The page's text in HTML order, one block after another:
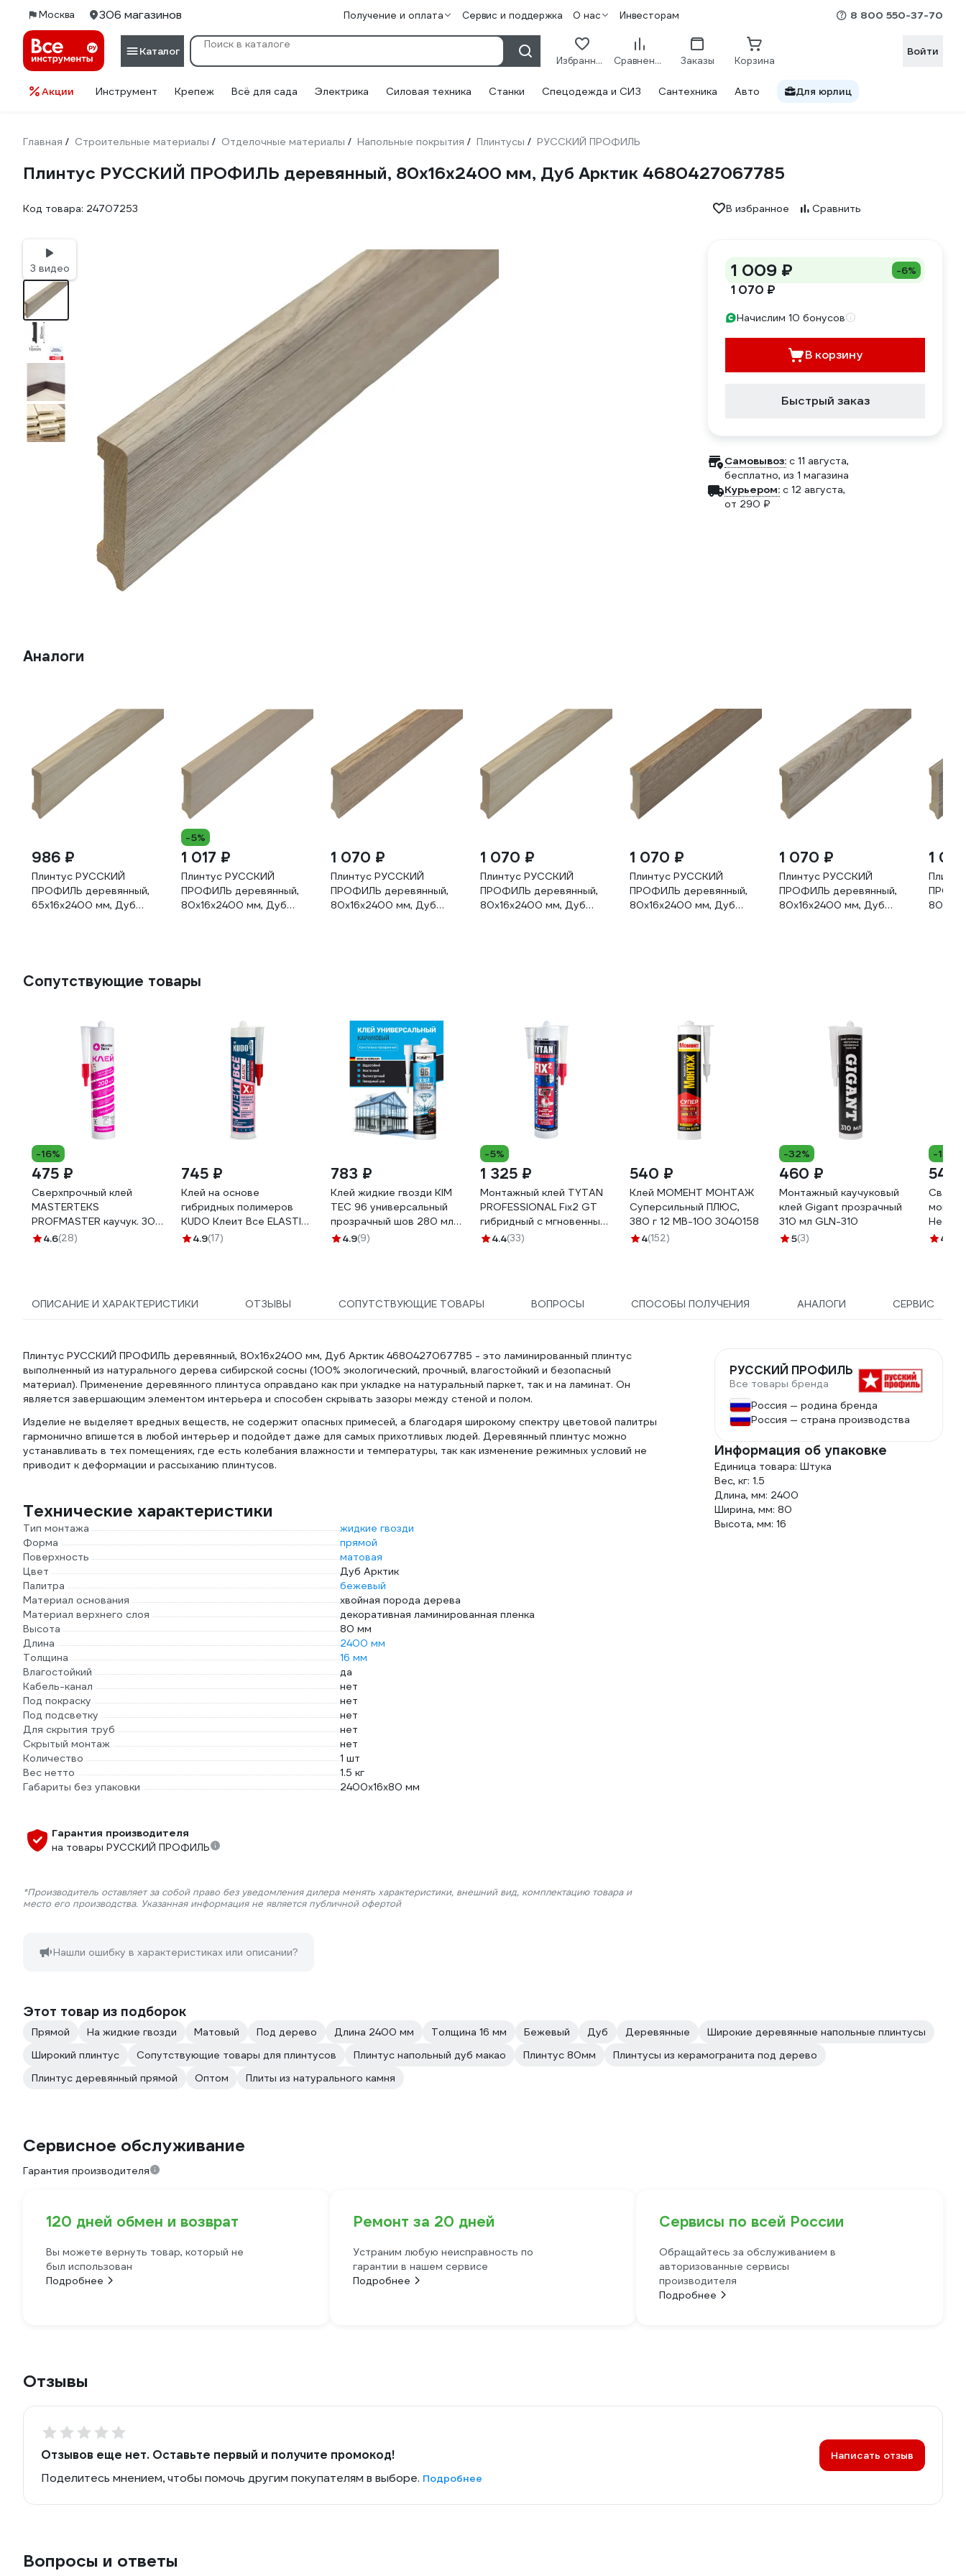
Москва 306 магазинов Получение и оплата Сервис и поддержка О нас Инвесторам 8 800 550-37-70
Каталог
Избранное Сравнение Заказы Корзина
Войти
Акции Инструмент Крепеж Всё для сада Электрика Силовая техника Станки Спецодежда и СИЗ Сантехника Авто Для юрлиц
Главная / Строительные материалы / Отделочные материалы / Напольные покрытия / Плинтусы / РУССКИЙ ПРОФИЛЬ
Плинтус РУССКИЙ ПРОФИЛЬ деревянный, 80х16х2400 мм, Дуб Арктик 4680427067785
Код товара: 24707253 В избранное Сравнить
3 видео 1 009 ₽ -6%
1 070 ₽
Начислим 10 бонусов
В корзину
Быстрый заказ
Самовывоз: c 11 августа,
бесплатно, из 1 магазина
Курьером: c 12 августа,
от 290 ₽
Аналоги
986 ₽
Плинтус РУССКИЙ
ПРОФИЛЬ деревянный,
65х16х2400 мм, Дуб
-5%
1 017 ₽
Плинтус РУССКИЙ
ПРОФИЛЬ деревянный,
80х16х2400 мм, Дуб
1 070 ₽
Плинтус РУССКИЙ
ПРОФИЛЬ деревянный,
80х16х2400 мм, Дуб
1 070 ₽
Плинтус РУССКИЙ
ПРОФИЛЬ деревянный,
80х16х2400 мм, Дуб
1 070 ₽
Плинтус РУССКИЙ
ПРОФИЛЬ деревянный,
80х16х2400 мм, Дуб
1 070 ₽
Плинтус РУССКИЙ
ПРОФИЛЬ деревянный,
80х16х2400 мм, Дуб
1
Сопутствующие товары
-16%
475 ₽
Сверхпрочный клей
MASTERTEKS
PROFMASTER каучук. 300
г бесцветный 200 кг/м2
4.6(28)
745 ₽
Клей на основе
гибридных полимеров
KUDO Клеит Все ELASTIС
белый, 280 мл KX-1W
4.9(17)
783 ₽
Клей жидкие гвозди KIM
TEC 96 универсальный
прозрачный шов 280 мл
03-01-96
4.9(9)
-5%
1 325 ₽
Монтажный клей TYTAN
PROFESSIONAL Fix2 GT
гибридный с мгновенным
начальным схватыванием,
4.4(33)
540 ₽
Клей МОМЕНТ МОНТАЖ
Суперсильный ПЛЮС,
380 г 12 МB-100 3040158
4(152)
-32%
460 ₽
Монтажный каучуковый
клей Gigant прозрачный
310 мл GLN-310
5(3)
-13%
540
Heavy
4.6
ОПИСАНИЕ И ХАРАКТЕРИСТИКИ ОТЗЫВЫ СОПУТСТВУЮЩИЕ ТОВАРЫ ВОПРОСЫ СПОСОБЫ ПОЛУЧЕНИЯ АНАЛОГИ СЕРВИС
Плинтус РУССКИЙ ПРОФИЛЬ деревянный, 80х16х2400 мм, Дуб Арктик 4680427067785 - это ламинированный плинтус
выполненный из натурального дерева сибирской сосны (100% экологический, прочный, влагостойкий и безопасный
материал). Применение деревянного плинтуса оправдано как при укладке на натуральный паркет, так и на ламинат. Он
является завершающим элементом интерьера и способен скрывать зазоры между стеной и полом.
Изделие не выделяет вредных веществ, не содержит опасных примесей, а благодаря широкому спектру цветовой палитры
гармонично впишется в любой интерьер и подойдет даже для самых прихотливых людей. Деревянный плинтус можно
устанавливать в тех помещениях, где есть колебания влажности и температуры, так как изменение режимных условий не
приводит к деформации и рассыханию плинтусов.
Технические характеристики
Тип монтажа
жидкие гвозди
Форма
прямой
Поверхность
матовая
Цвет
Дуб Арктик
Палитра
бежевый
Материал основания
хвойная порода дерева
Материал верхнего слоя
декоративная ламинированная пленка
Высота
80 мм
Длина
2400 мм
Толщина
16 мм
Влагостойкий
да
Кабель-канал
нет
Под покраску
нет
Под подсветку
нет
Для скрытия труб
нет
Скрытый монтаж
нет
Количество
1 шт
Вес нетто
1.5 кг
Габариты без упаковки
2400х16х80 мм
Гарантия производителя
на товары РУССКИЙ ПРОФИЛЬ
*Производитель оставляет за собой право без уведомления дилера менять характеристики, внешний вид, комплектацию товара и
место его производства. Указанная информация не является публичной офертой
Нашли ошибку в характеристиках или описании?
РУССКИЙ ПРОФИЛЬ
Все товары бренда
Россия — родина бренда
Россия — страна производства
Информация об упаковке
Единица товара: Штука
Вес, кг: 1.5
Длина, мм: 2400
Ширина, мм: 80
Высота, мм: 16
Этот товар из подборок
Прямой На жидкие гвозди Матовый Под дерево Длина 2400 мм Толщина 16 мм Бежевый Дуб Деревянные
Широкие деревянные напольные плинтусы
Широкий плинтус
Сопутствующие товары для плинтусов Плинтус напольный дуб макао Плинтус 80мм
Плинтусы из керамогранита под дерево
Плинтус деревянный прямой
Оптом Плиты из натурального камня
Сервисное обслуживание
Гарантия производителя
120 дней обмен и возврат
Вы можете вернуть товар, который не
был использован
Подробнее
Ремонт за 20 дней
Устраним любую неисправность по
гарантии в нашем сервисе
Подробнее
Сервисы по всей России
Обращайтесь за обслуживанием в
авторизованные сервисы
производителя
Подробнее
Отзывы
Отзывов еще нет. Оставьте первый и получите промокод!
Поделитесь мнением, чтобы помочь другим покупателям в выборе. Подробнее
Написать отзыв
Вопросы и ответы